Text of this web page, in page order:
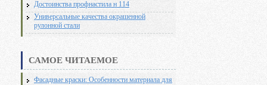
Достоинства профнастила н 114
Универсальные качества окрашенной
рулонной стали
САМОЕ ЧИТАЕМОЕ
Фасадные краски: Особенности материала для